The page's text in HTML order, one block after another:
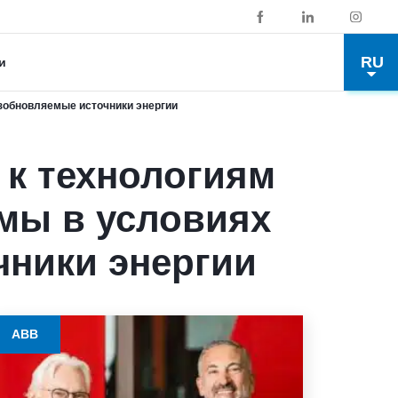
RU
источники энергии
технологиям
в условиях
энергии
ABB